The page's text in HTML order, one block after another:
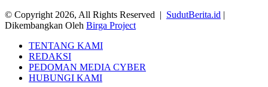
© Copyright 2026, All Rights Reserved | SudutBerita.id |
Dikembangkan Oleh Birga Project
TENTANG KAMI
REDAKSI
PEDOMAN MEDIA CYBER
HUBUNGI KAMI